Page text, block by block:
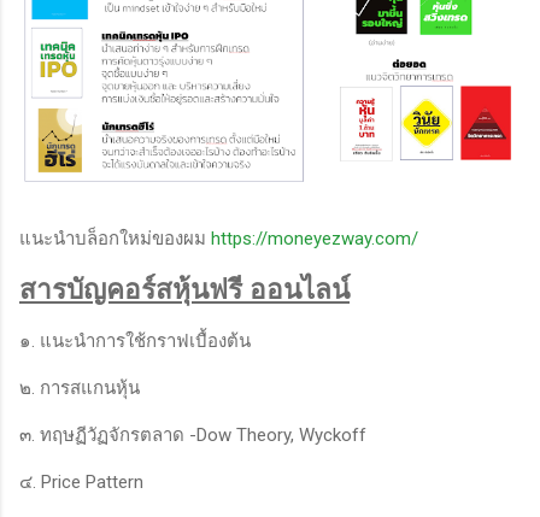
แนะนำบล็อกใหม่ของผม https://moneyezway.com/
สารบัญคอร์สหุ้นฟรี ออนไลน์
๑. แนะนำการใช้กราฟเบื้องต้น
๒. การสแกนหุ้น
๓. ทฤษฏีวัฏจักรตลาด -Dow Theory, Wyckoff
๔. Price Pattern